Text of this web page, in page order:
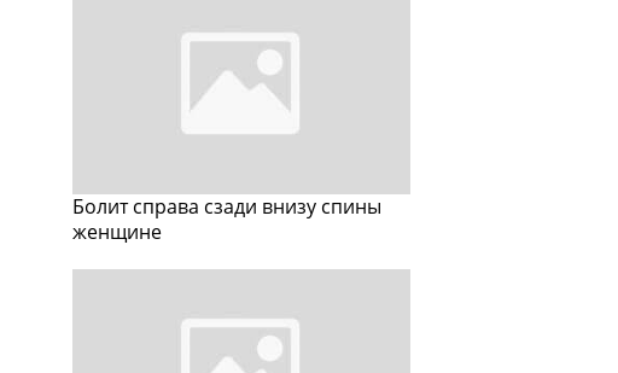
Болит справа сзади внизу спины
женщине